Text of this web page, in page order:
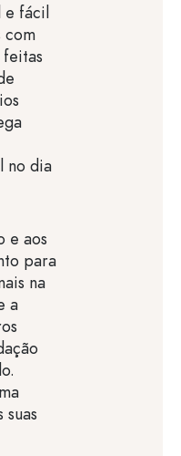
e fácil
com
no dia
e aos
para
na
a